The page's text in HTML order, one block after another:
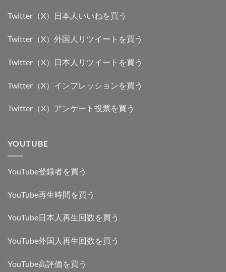
Twitter（X）日本人いいねを買う
Twitter（X）外国人リツイートを買う
Twitter（X）日本人リツイートを買う
Twitter（X）インプレッションを買う
Twitter（X）アンケート投票を買う
YOUTUBE
YouTube登録者を買う
YouTube再生時間を買う
YouTube日本人再生回数を買う
YouTube外国人再生回数を買う
YouTube高評価を買う